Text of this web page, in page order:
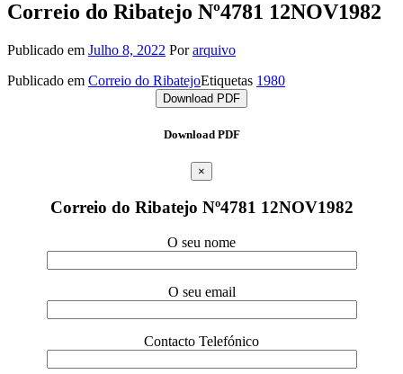
Correio do Ribatejo Nº4781 12NOV1982
Publicado em Julho 8, 2022 Porarquivo
Publicado em Correio do RibatejoEtiquetas 1980
Download PDF
Download PDF
×
Correio do Ribatejo Nº4781 12NOV1982
O seu nome
O seu email
Contacto Telefónico